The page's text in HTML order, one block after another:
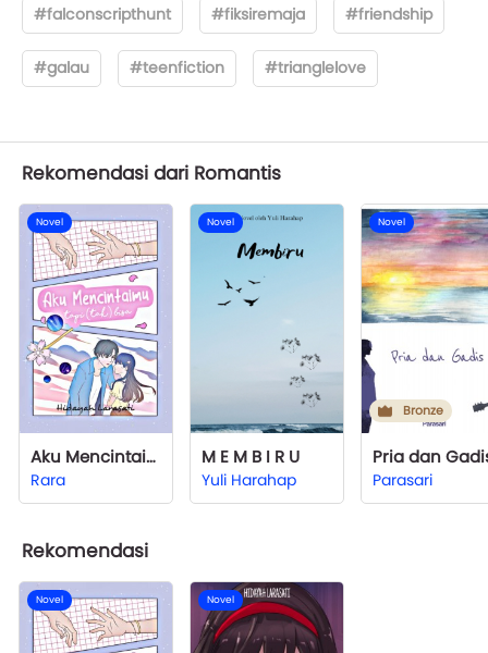
#falconscripthunt #fiksiremaja #friendship
#galau #teenfiction #trianglelove
Rekomendasi dari Romantis
Novel
Aku Mencintaimu, Tapi (tak) Bisa
Rara
Novel
M E M B I R U
Yuli Harahap
Novel
Bronze
Pria dan
Parasari
Rekomendasi
Novel Novel